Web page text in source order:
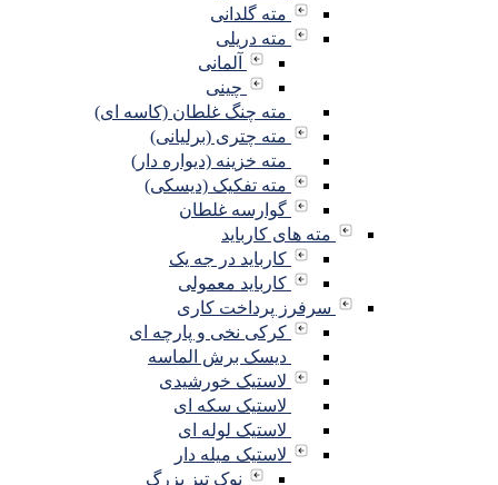
مته گلدانی
مته دریلی
آلمانی
چینی
مته چنگ غلطان (کاسه ای)
مته چتری (برلیانی)
مته خزینه (دیواره دار)
مته تفکیک (دیسکی)
گوارسه غلطان
مته های کارباید
کارباید در جه یک
کارباید معمولی
سرفرز پرداخت کاری
کرکی نخی و پارچه ای
دیسک برش الماسه
لاستیک خورشیدی
لاستیک سکه ای
لاستیک لوله ای
لاستیک میله دار
نوک تیز بزرگ